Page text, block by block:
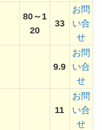
80～1
20
33
お問
い合
せ
9.9
お問
い合
せ
11
お問
い合
せ